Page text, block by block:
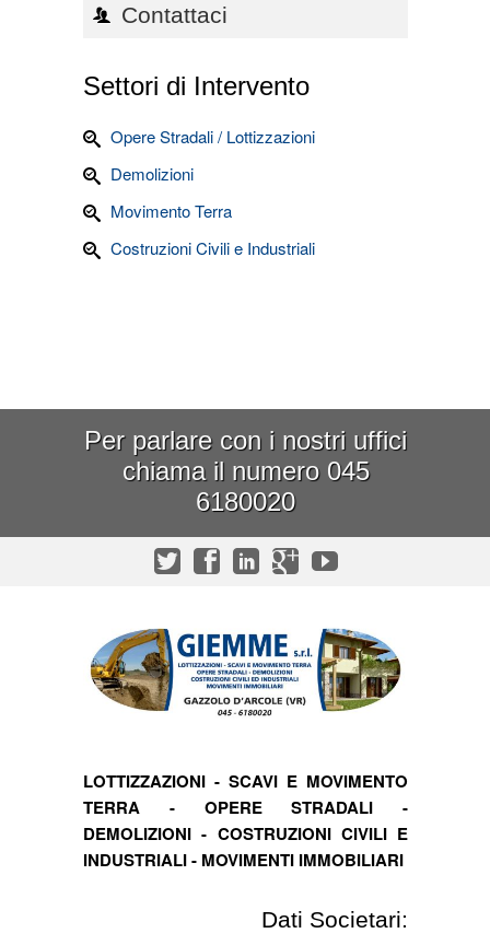
Contattaci
Settori di Intervento
Opere Stradali / Lottizzazioni
Demolizioni
Movimento Terra
Costruzioni Civili e Industriali
Per parlare con i nostri uffici
chiama il numero 045
6180020
LOTTIZZAZIONI - SCAVI E MOVIMENTO
TERRA - OPERE STRADALI -
DEMOLIZIONI - COSTRUZIONI CIVILI E
INDUSTRIALI - MOVIMENTI IMMOBILIARI
Dati Societari: